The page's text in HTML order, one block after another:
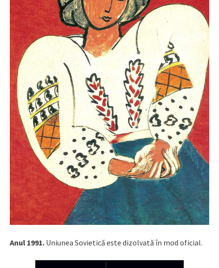
Anul 1991. Uniunea Sovietică este dizolvată în mod oficial.